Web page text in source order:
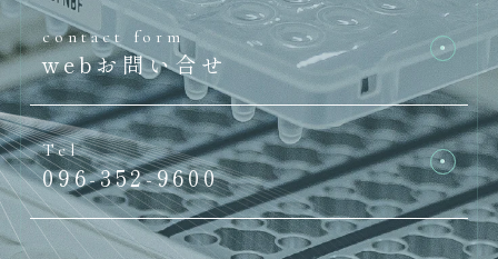
contact form
webお問い合せ
Tel
096-352-9600